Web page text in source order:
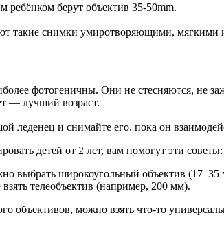
ребёнком берут объектив 35-50mm.
снимки умиротворяющими, мягкими
фотогеничны. Они не стесняются, не
— лучший возраст.
леденец и снимайте его, пока он
детей от 2 лет, вам помогут эти советы:
выбрать широкоугольный объектив
телеобъектив (например, 200 мм).
объективов, можно взять что-то